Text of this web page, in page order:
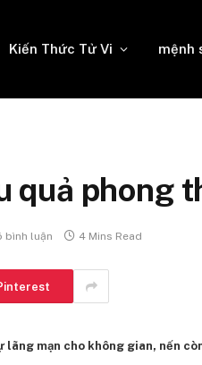
Kiến Thức Tử Vi mệnh
quả phong
bình luận 4 Mins Read
lãng mạn cho không gian, nến